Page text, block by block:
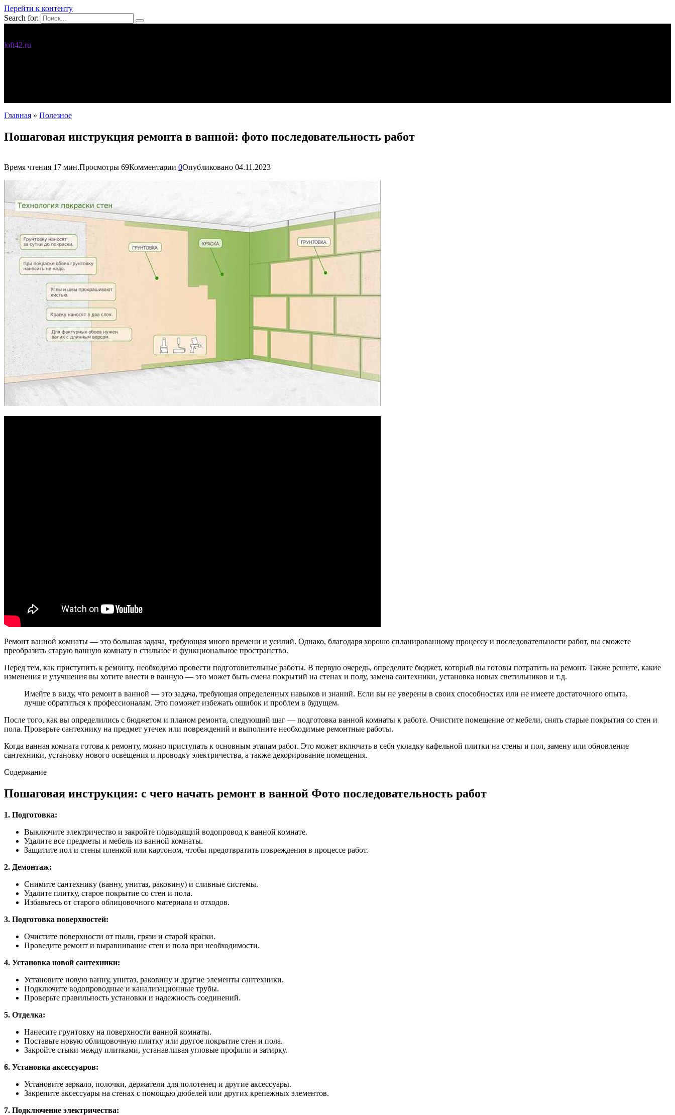
Перейти к контенту
Search for:
loft42.ru
Главная » Полезное
Пошаговая инструкция ремонта в ванной: фото последовательность работ
Время чтения 17 мин.Просмотры 69Комментарии 0Опубликовано 04.11.2023
Ремонт ванной комнаты — это большая задача, требующая много времени и усилий. Однако, благодаря хорошо спланированному процессу и последовательности работ, вы сможете
преобразить старую ванную комнату в стильное и функциональное пространство.
Перед тем, как приступить к ремонту, необходимо провести подготовительные работы. В первую очередь, определите бюджет, который вы готовы потратить на ремонт. Также решите, какие
изменения и улучшения вы хотите внести в ванную — это может быть смена покрытий на стенах и полу, замена сантехники, установка новых светильников и т.д.
Имейте в виду, что ремонт в ванной — это задача, требующая определенных навыков и знаний. Если вы не уверены в своих способностях или не имеете достаточного опыта,
лучше обратиться к профессионалам. Это поможет избежать ошибок и проблем в будущем.
После того, как вы определились с бюджетом и планом ремонта, следующий шаг — подготовка ванной комнаты к работе. Очистите помещение от мебели, снять старые покрытия со стен и
пола. Проверьте сантехнику на предмет утечек или повреждений и выполните необходимые ремонтные работы.
Когда ванная комната готова к ремонту, можно приступать к основным этапам работ. Это может включать в себя укладку кафельной плитки на стены и пол, замену или обновление
сантехники, установку нового освещения и проводку электричества, а также декорирование помещения.
Содержание
Пошаговая инструкция: с чего начать ремонт в ванной Фото последовательность работ
1. Подготовка:
Выключите электричество и закройте подводящий водопровод к ванной комнате.
Удалите все предметы и мебель из ванной комнаты.
Защитите пол и стены пленкой или картоном, чтобы предотвратить повреждения в процессе работ.
2. Демонтаж:
Снимите сантехнику (ванну, унитаз, раковину) и сливные системы.
Удалите плитку, старое покрытие со стен и пола.
Избавьтесь от старого облицовочного материала и отходов.
3. Подготовка поверхностей:
Очистите поверхности от пыли, грязи и старой краски.
Проведите ремонт и выравнивание стен и пола при необходимости.
4. Установка новой сантехники:
Установите новую ванну, унитаз, раковину и другие элементы сантехники.
Подключите водопроводные и канализационные трубы.
Проверьте правильность установки и надежность соединений.
5. Отделка:
Нанесите грунтовку на поверхности ванной комнаты.
Поставьте новую облицовочную плитку или другое покрытие стен и пола.
Закройте стыки между плитками, устанавливая угловые профили и затирку.
6. Установка аксессуаров:
Установите зеркало, полочки, держатели для полотенец и другие аксессуары.
Закрепите аксессуары на стенах с помощью дюбелей или других крепежных элементов.
7. Подключение электричества: